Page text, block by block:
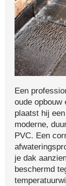
Een
oude opbouw
plaatst hij
moderne,
PVC. Een
je dak
beschermd